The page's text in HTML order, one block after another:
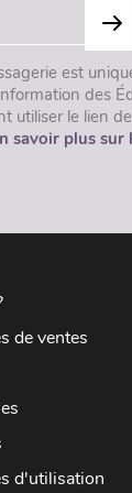
est
des
utiliser le lien
savoir plus sur
de ventes
d'utilisation